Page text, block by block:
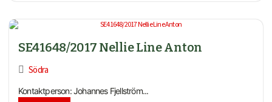
SE41648/2017 Nellie Line Anton
Södra
Kontaktperson: Johannes Fjellström...